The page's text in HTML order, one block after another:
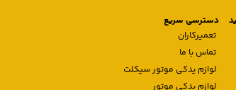
دسترسی سریع
تعمیرکاران
تماس با ما
لوازم یدکی موتور سیکلت
لوازم یدکی موتور